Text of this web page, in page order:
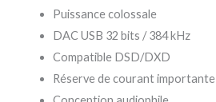
Puissance colossale
DAC USB 32 bits / 384 kHz
Compatible DSD/DXD
Réserve de courant importante